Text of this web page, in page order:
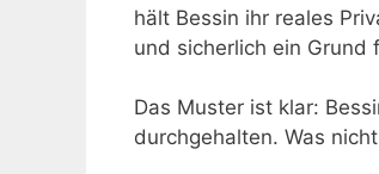
hält Bessin ihr reales
und sicherlich ein Grund
Das Muster ist klar:
durchgehalten. Was